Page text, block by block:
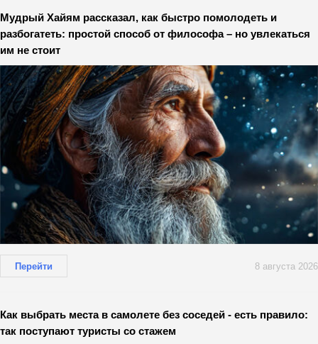
Мудрый Хайям рассказал, как быстро помолодеть и
разбогатеть: простой способ от философа – но увлекаться
им не стоит
Перейти 8 августа 2026
Как выбрать места в самолете без соседей - есть правило:
так поступают туристы со стажем